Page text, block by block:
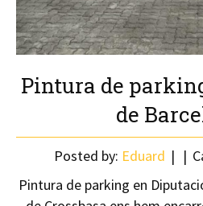
Pintura de
de
Posted by: Eduard
Pintura de parking en